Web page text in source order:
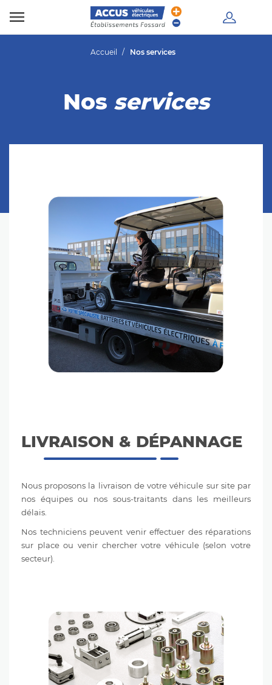

Accueil Nos services
Nos services
LIVRAISON & DÉPANNAGE
Nous proposons la livraison de votre véhicule sur sitepar
nos équipes ou nos sous-traitants dans les meilleurs
délais.
Nos techniciens peuvent venir effectuer des réparations
sur place ou venir chercher votre véhicule (selon votre
secteur).